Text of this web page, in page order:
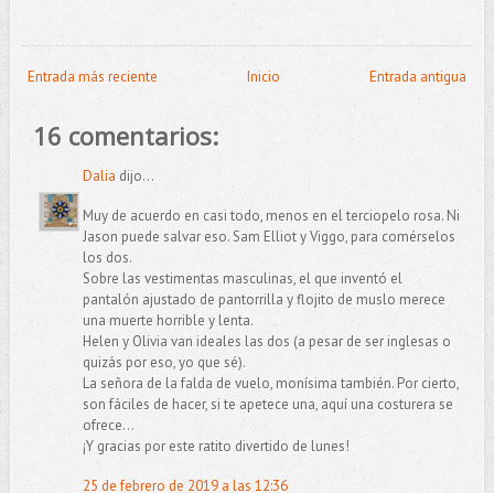
Entrada más reciente Entrada antigua
Inicio
16 comentarios:
Dalia dijo...
Muy de acuerdo en casi todo, menos en el terciopelo rosa. Ni
Jason puede salvar eso. Sam Elliot y Viggo, para comérselos
los dos.
Sobre las vestimentas masculinas, el que inventó el
pantalón ajustado de pantorrilla y flojito de muslo merece
una muerte horrible y lenta.
Helen y Olivia van ideales las dos (a pesar de ser inglesas o
quizás por eso, yo que sé).
La señora de la falda de vuelo, monísima también. Por cierto,
son fáciles de hacer, si te apetece una, aquí una costurera se
ofrece...
¡Y gracias por este ratito divertido de lunes!
25 de febrero de 2019 a las 12:36